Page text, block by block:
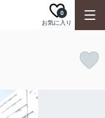
お気に入り
0